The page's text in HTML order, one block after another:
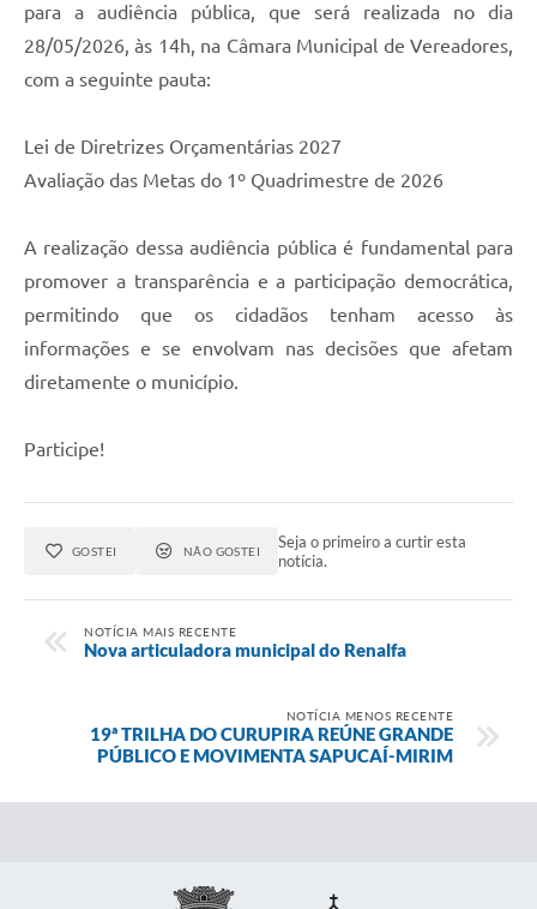
para a audiência pública, que será realizada no dia
28/05/2026, às 14h, na Câmara Municipal de Vereadores,
com a seguinte pauta:
Lei de Diretrizes Orçamentárias 2027
Avaliação das Metas do 1º Quadrimestre de 2026
A realização dessa audiência pública é fundamental para
promover a transparência e a participação democrática,
permitindo que os cidadãos tenham acesso às
informações e se envolvam nas decisões que afetam
diretamente o município.
Participe!
GOSTEI NÃO GOSTEI
Seja o primeiro a curtir esta
notícia.
NOTÍCIA MAIS RECENTE
Nova articuladora municipal do Renalfa
NOTÍCIA MENOS RECENTE
19ª TRILHA DO CURUPIRA REÚNE GRANDE
PÚBLICO E MOVIMENTA SAPUCAÍ-MIRIM